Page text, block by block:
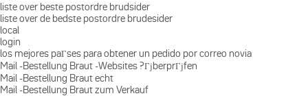
liste over beste postordre brudsider
liste over de bedste postordre brudesider
local
login
los mejores paГ­ses para obtener un pedido por correo novia
Mail -Bestellung Braut -Websites ?ГјberprГјfen
Mail -Bestellung Braut echt
Mail -Bestellung Braut zum Verkauf